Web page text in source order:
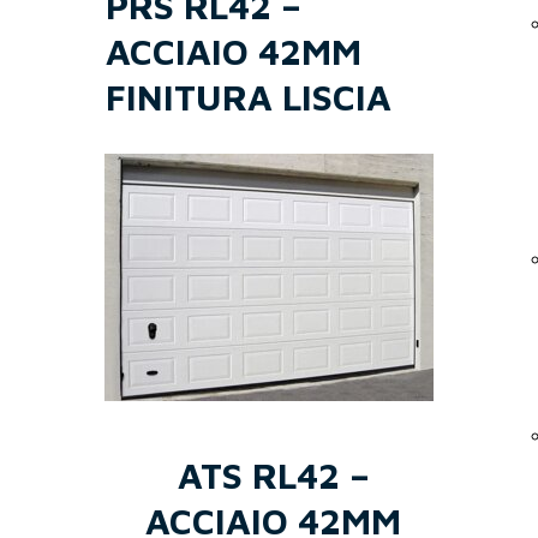
ACCIAIO 42MM
FINITURA LISCIA
ATS RL42 –
ACCIAIO 42MM